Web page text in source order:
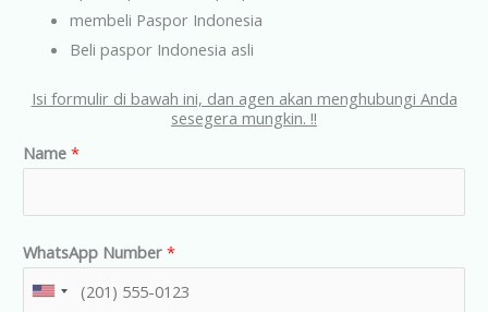
membeli Paspor Indonesia
Beli paspor Indonesia asli
Isi formulir di bawah ini, dan agen akan menghubungi Anda
sesegera mungkin. !!
Name *
WhatsApp Number *
U